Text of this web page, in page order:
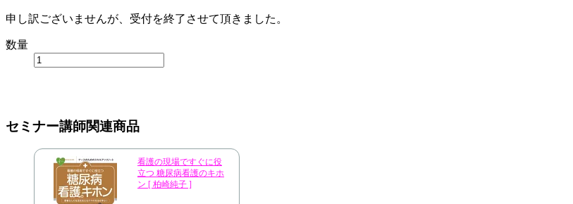
申し訳ございませんが、受付を終了させて頂きました。
数量
セミナー講師関連商品
看護の現場ですぐに役
立つ 糖尿病看護のキホ
ン [ 柏崎純子 ]